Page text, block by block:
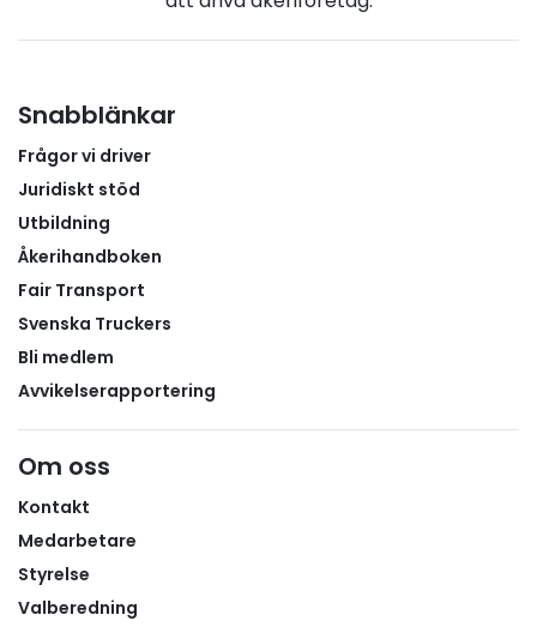
Snabblänkar
Frågor vi driver
Juridiskt stöd
Utbildning
Åkerihandboken
Fair Transport
Svenska Truckers
Bli medlem
Avvikelserapportering
Om oss
Kontakt
Medarbetare
Styrelse
Valberedning